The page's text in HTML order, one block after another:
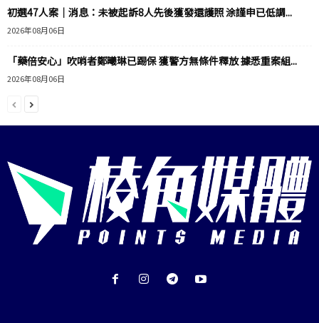
初選47人案｜消息：未被起訴8人先後獲發還護照 涂謹申已低調...
2026年08月06日
「藥倍安心」吹哨者鄭曦琳已踢保 獲警方無條件釋放 據悉重案組...
2026年08月06日